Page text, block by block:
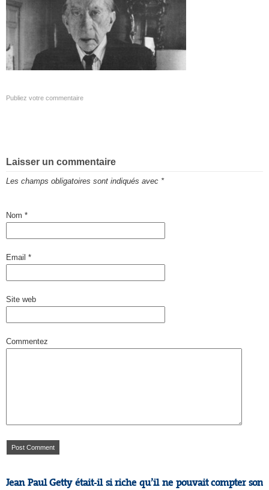
Publiez votre commentaire
Laisser un commentaire
Les champs obligatoires sont indiqués avec *
Nom *
Email *
Site web
Commentez
Jean Paul Getty était-il si riche qu’il ne pouvait compter son